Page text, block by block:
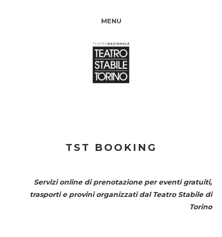
MENU
TST BOOKING
Servizi online di prenotazione per eventi gratuiti,
trasporti e provini organizzati dal Teatro Stabile di
Torino